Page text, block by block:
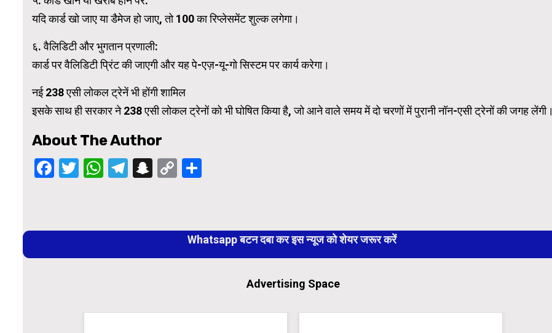
यदि कार्ड खो जाए या डैमेज हो जाए, तो ₹100 का रिप्लेसमेंट शुल्क लगेगा।
६. वैलिडिटी और भुगतान प्रणाली:
कार्ड पर वैलिडिटी प्रिंट की जाएगी और यह पे-एज़-यू-गो सिस्टम पर कार्य करेगा।
नई 238 एसी लोकल ट्रेनें भी होंगी शामिल
इसके साथ ही सरकार ने 238 एसी लोकल ट्रेनों को भी घोषित किया है, जो आने वाले समय में दो चरणों में पुरानी नॉन-एसी ट्रेनों की जगह लेंगी।
About The Author
Facebook
Twitter
WhatsApp
Telegram
Snapchat
Copy
Reading
Whatsapp बटन दबा कर इस न्यूज को शेयर जरूर करें
Advertising Space